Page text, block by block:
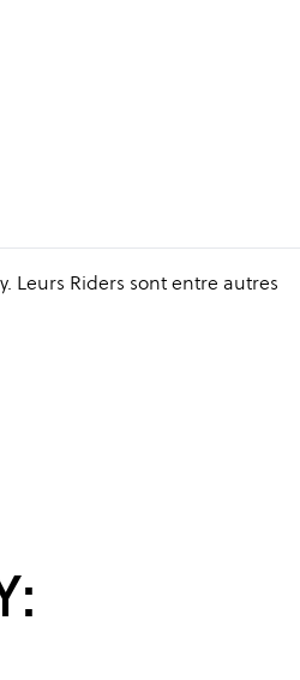
Leurs Riders sont entre autres